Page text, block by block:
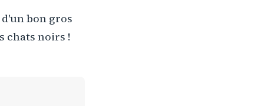
bon gros
chats noirs !